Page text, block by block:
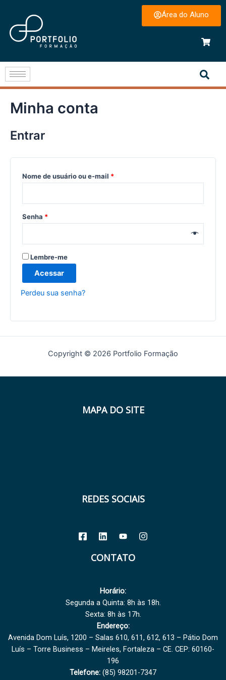
Área do Aluno
Minha conta
Entrar
Nome de usuário ou e-mail *
Senha *
Lembre-me
Acessar
Perdeu sua senha?
Copyright © 2026 Portfolio Formação
MAPA DO SITE
REDES SOCIAIS
CONTATO
Horário:
Segunda a Quinta: 8h às 18h.
Sexta: 8h às 17h.
Endereço:
Avenida Dom Luís, 1200 – Salas 610, 611, 612, 613 – Pátio Dom
Luís – Torre Business – Meireles, Fortaleza – CE. CEP: 60160-
196
Telefone: (85) 98201-7347